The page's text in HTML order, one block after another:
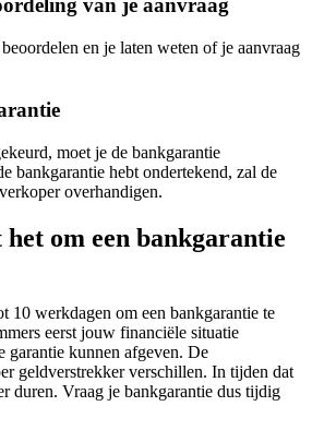
van je aanvraag
en je laten weten of je aanvraag
moet je de bankgarantie
bankgarantie hebt ondertekend, zal de
overhandigen.
om een bankgarantie
10 werkdagen om een bankgarantie te
eerst jouw financiële situatie
garantie kunnen afgeven. De
geldverstrekker verschillen. In tijden dat
duren. Vraag je bankgarantie dus tijdig